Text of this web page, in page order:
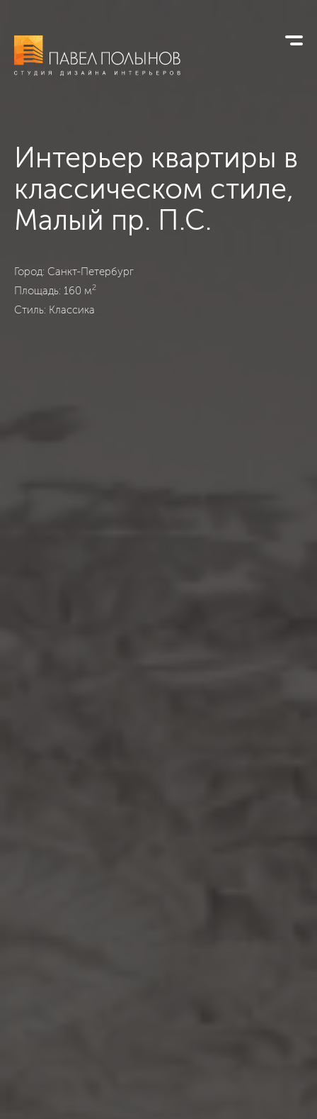
Интерьер квартиры в
классическом стиле,
Малый пр. П.С.
Квартира на Малом Проспекте, Санкт-Петербург,
Город: Санкт-Петербург
Площадь: 160 м2
Стиль: Классика